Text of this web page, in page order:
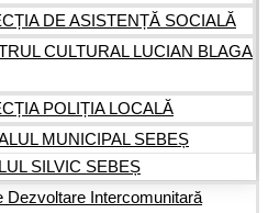
DE ASISTENȚĂ SOCIALĂ
CULTURAL LUCIAN BLAGA
POLIȚIA LOCALĂ
MUNICIPAL SEBEȘ
SILVIC SEBEȘ
Dezvoltare Intercomunitară